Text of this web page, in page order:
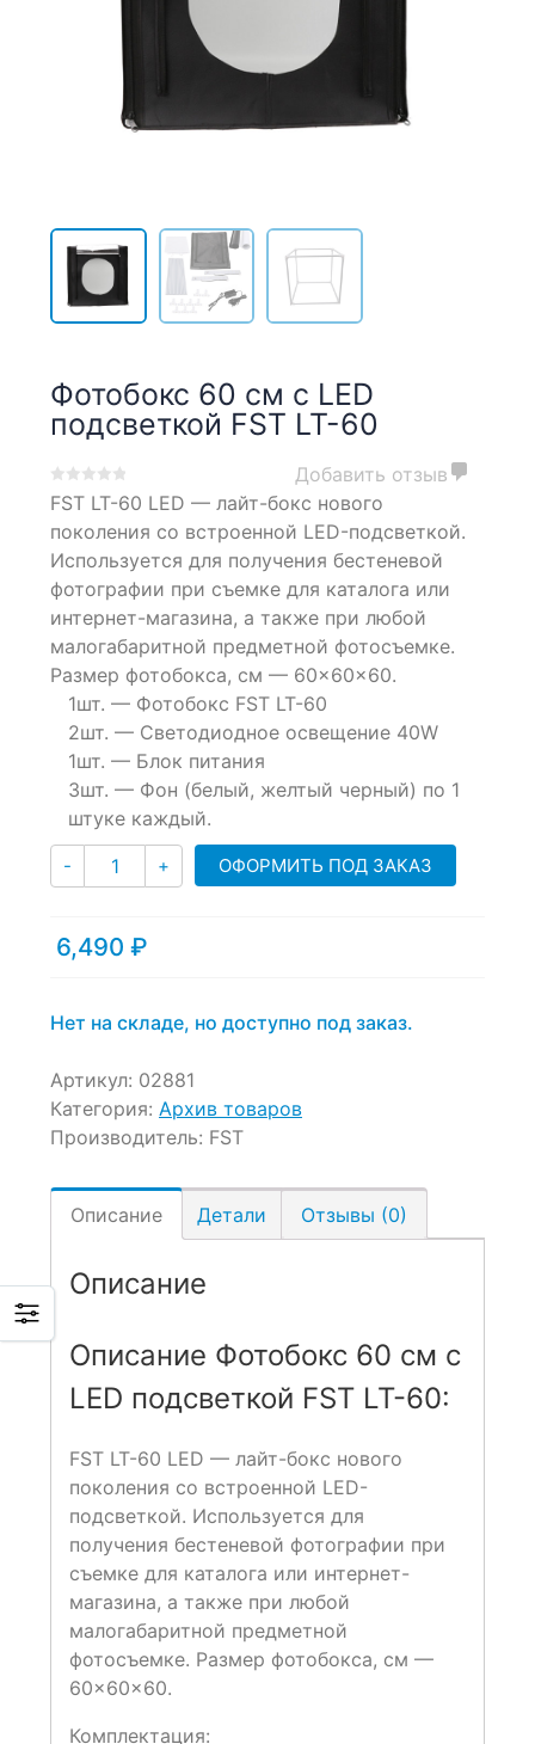
Фотобокс 60 см с LED
подсветкой FST LT-60
0
of
5
based
on
0
ratings
Добавить отзыв
FST LT-60 LED — лайт-бокс нового
поколения со встроенной LED-подсветкой.
Используется для получения бестеневой
фотографии при съемке для каталога или
интернет-магазина, а также при любой
малогабаритной предметной фотосъемке.
Размер фотобокса, см — 60×60×60.
1шт. — Фотобокс FST LT-60
2шт. — Светодиодное освещение 40W
1шт. — Блок питания
3шт. — Фон (белый, желтый черный) по 1
штуке каждый.
- Количество
+ ОФОРМИТЬ ПОД ЗАКАЗ
6,490 ₽
Нет на складе, но доступно под заказ.
Артикул: 02881
Категория: Архив товаров
Производитель: FST
Описание Детали Отзывы (0)
Описание
Описание Фотобокс 60 см с
LED подсветкой FST LT-60:
FST LT-60 LED — лайт-бокс нового
поколения со встроенной LED-
подсветкой. Используется для
получения бестеневой фотографии при
съемке для каталога или интернет-
магазина, а также при любой
малогабаритной предметной
фотосъемке. Размер фотобокса, см —
60×60×60.
Комплектация: